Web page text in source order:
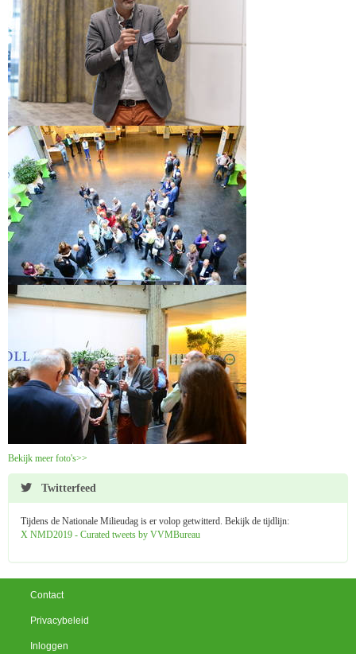
Bekijk meer foto's>>
Twitterfeed
Tijdens de Nationale Milieudag is er volop getwitterd. Bekijk de tijdlijn:
X NMD2019 - Curated tweets by VVMBureau
Contact
Privacybeleid
Inloggen